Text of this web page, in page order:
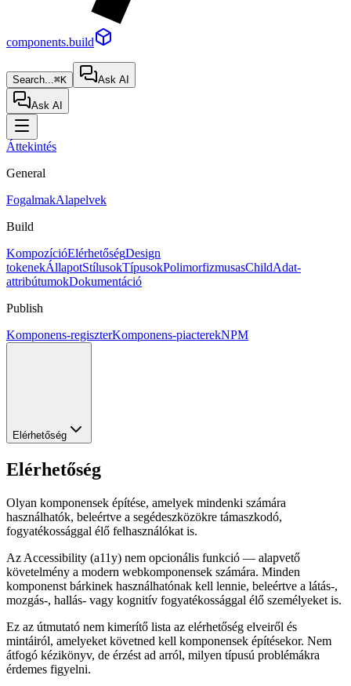
components.build
Search...⌘K Ask AI
Ask AI
Áttekintés
General
FogalmakAlapelvek
Build
KompozícióElérhetőségDesign
tokenekÁllapotStílusokTípusokPolimorfizmusasChildAdat-
attribútumokDokumentáció
Publish
Komponens-regiszterKomponens-piacterekNPM
Elérhetőség
Elérhetőség
Olyan komponensek építése, amelyek mindenki számára
használhatók, beleértve a segédeszközökre támaszkodó,
fogyatékossággal élő felhasználókat is.
Az Accessibility (a11y) nem opcionális funkció — alapvető
követelmény a modern webkomponensek számára. Minden
komponenst bárkinek használhatónak kell lennie, beleértve a látás-,
mozgás-, hallás- vagy kognitív fogyatékossággal élő személyeket is.
Ez az útmutató nem kimerítő lista az elérhetőség elveiről és
mintáiról, amelyeket követned kell komponensek építésekor. Nem
átfogó kézikönyv, de érzést ad arról, milyen típusú problémákra
érdemes figyelni.